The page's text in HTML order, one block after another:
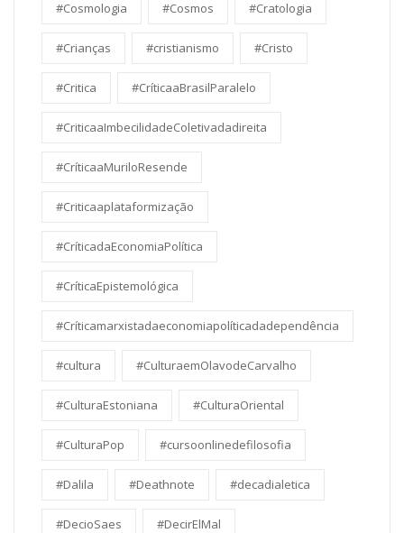
#Cosmologia #Cosmos #Cratologia
#Crianças #cristianismo #Cristo
#Critica #CríticaaBrasilParalelo
#CriticaaImbecilidadeColetivadadireita
#CríticaaMuriloResende
#Criticaaplataformização
#CríticadaEconomiaPolítica
#CríticaEpistemológica
#Críticamarxistadaeconomiapolíticadadependência
#cultura #CulturaemOlavodeCarvalho
#CulturaEstoniana #CulturaOriental
#CulturaPop #cursoonlinedefilosofia
#Dalila #Deathnote #decadialetica
#DecioSaes #DecirElMal